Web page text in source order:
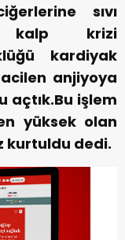
sıvı
krizi
kardiyak
acilen anjiyoya
açtık.Bu işlem
yüksek olan
kurtuldu dedi.